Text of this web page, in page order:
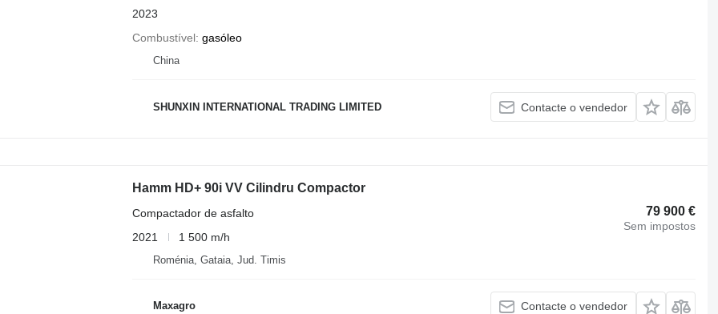
2023
Combustível gasóleo
China
SHUNXIN INTERNATIONAL TRADING LIMITED Contacte o vendedor
Hamm HD+ 90i VV Cilindru Compactor
79 900 €
Sem impostos
Compactador de asfalto
2021
1 500 m/h
Roménia, Gataia, Jud. Timis
Maxagro Contacte o vendedor